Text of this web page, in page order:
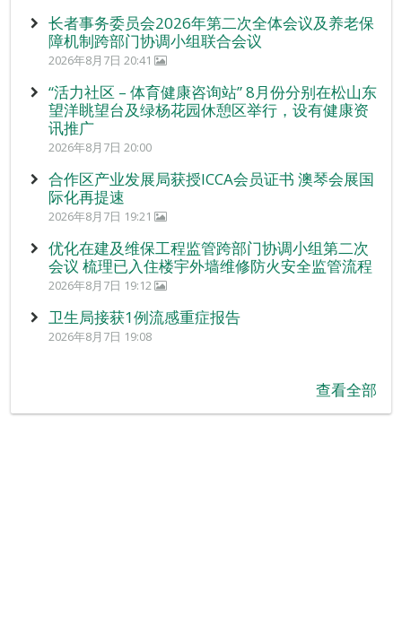
长者事务委员会2026年第二次全体会议及养老保
障机制跨部门协调小组联合会议
2026年8月7日 20:41
“活力社区 – 体育健康咨询站” 8月份分别在松山东
望洋眺望台及绿杨花园休憩区举行，设有健康资
讯推广
2026年8月7日 20:00
合作区产业发展局获授ICCA会员证书 澳琴会展国
际化再提速
2026年8月7日 19:21
优化在建及维保工程监管跨部门协调小组第二次
会议 梳理已入住楼宇外墙维修防火安全监管流程
2026年8月7日 19:12
卫生局接获1例流感重症报告
2026年8月7日 19:08
查看全部